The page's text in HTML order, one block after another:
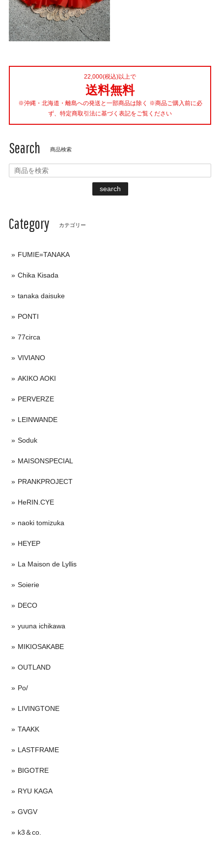
22,000(税込)以上で
送料無料
※沖縄・北海道・離島への発送と一部商品は除く ※商品ご購入前に必
ず、特定商取引法に基づく表記をご覧ください
Search 商品検索
search
Category カテゴリー
FUMIE=TANAKA
Chika Kisada
tanaka daisuke
PONTI
77circa
VIVIANO
AKIKO AOKI
PERVERZE
LEINWANDE
Soduk
MAISONSPECIAL
PRANKPROJECT
HeRIN.CYE
naoki tomizuka
HEYEP
La Maison de Lyllis
Soierie
DECO
yuuna ichikawa
MIKIOSAKABE
OUTLAND
Po/
LIVINGTONE
TAAKK
LASTFRAME
BIGOTRE
RYU KAGA
GVGV
k3＆co.